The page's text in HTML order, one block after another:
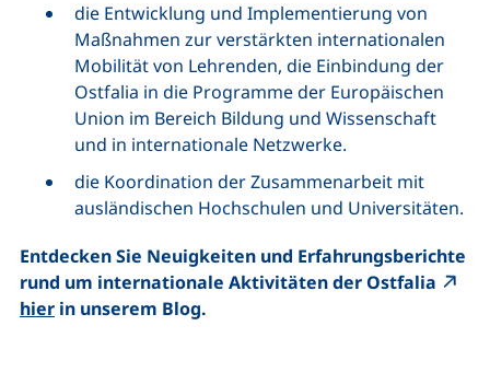
die Entwicklung und Implementierung von
Maßnahmen zur verstärkten internationalen
Mobilität von Lehrenden, die Einbindung der
Ostfalia in die Programme der Europäischen
Union im Bereich Bildung und Wissenschaft
und in internationale Netzwerke.
die Koordination der Zusammenarbeit mit
ausländischen Hochschulen und Universitäten.
Entdecken Sie Neuigkeiten und Erfahrungsberichte
rund um internationale Aktivitäten der Ostfalia
hier(externer Link, öffnet neues Fenster)
in unserem Blog.